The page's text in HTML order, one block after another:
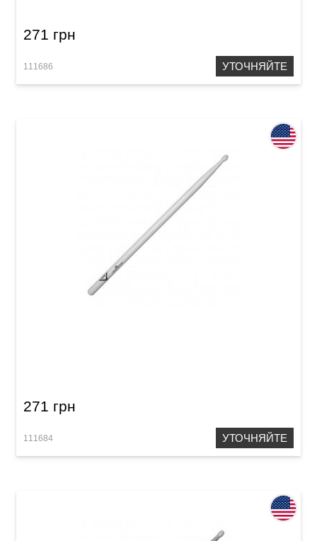
271 грн
111686 УТОЧНЯЙТЕ
271 грн
111684 УТОЧНЯЙТЕ